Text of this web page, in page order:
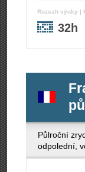
Rozsah výuky |
32h
Půlroční
odpolední,